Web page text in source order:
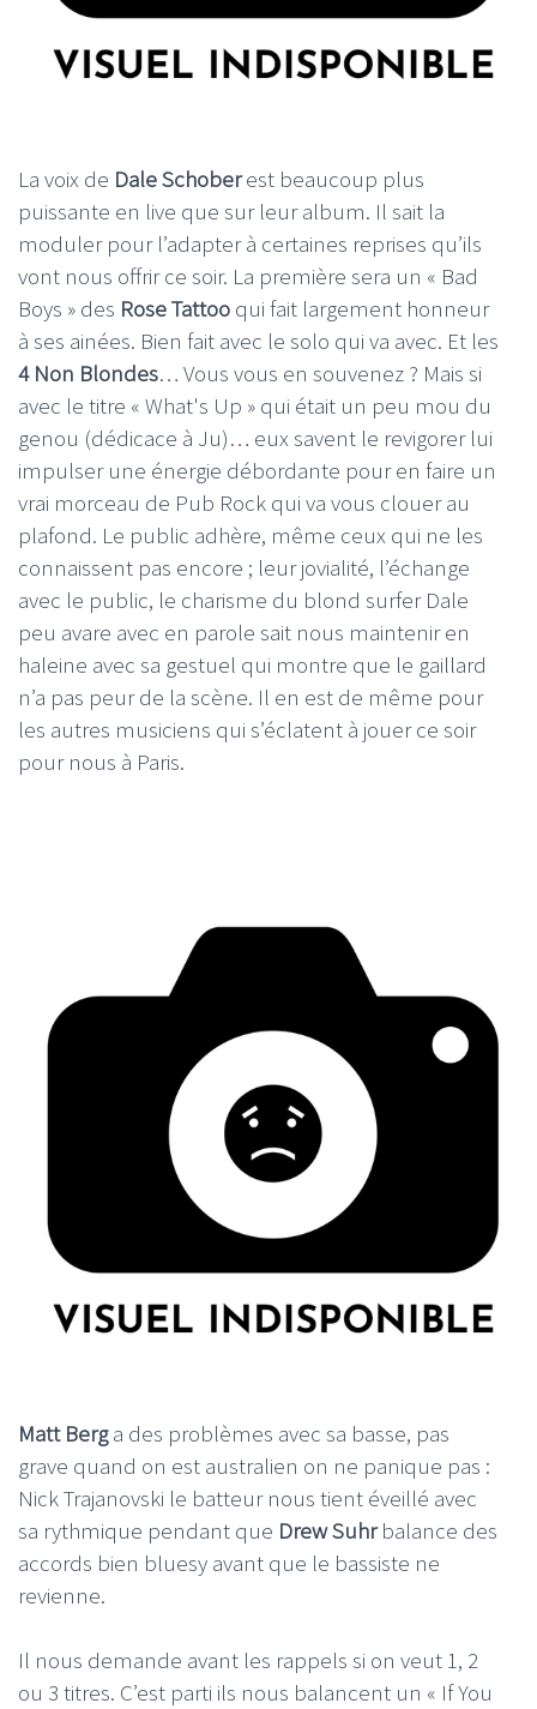
La voix de Dale Schoberest beaucoup plus
puissante en live que sur leur album. Il sait la
moduler pour l’adapter à certaines reprises qu’ils
vont nous offrir ce soir. La première sera un « Bad
Boys » des Rose Tattoo qui fait largement honneur
à ses ainées. Bien fait avec le solo qui va avec. Et les
4 Non Blondes… Vous vous en souvenez ? Mais si
avec le titre « What's Up » qui était un peu mou du
genou (dédicace à Ju)… eux savent le revigorer lui
impulser une énergie débordante pour en faire un
vrai morceau de Pub Rock qui va vous clouer au
plafond. Le public adhère, même ceux qui ne les
connaissent pas encore ; leur jovialité, l’échange
avec le public, le charisme du blond surfer Dale
peu avare avec en parole sait nous maintenir en
haleine avec sa gestuel qui montre que le gaillard
n’a pas peur de la scène. Il en est de même pour
les autres musiciens qui s’éclatent à jouer ce soir
pour nous à Paris.
Matt Berga des problèmes avec sa basse, pas
grave quand on est australien on ne panique pas :
Nick Trajanovski le batteur nous tient éveillé avec
sa rythmique pendant que Drew Suhrbalance des
accords bien bluesy avant que le bassiste ne
revienne.
Il nous demande avant les rappels si on veut 1, 2
ou 3 titres. C’est parti ils nous balancent un « If You